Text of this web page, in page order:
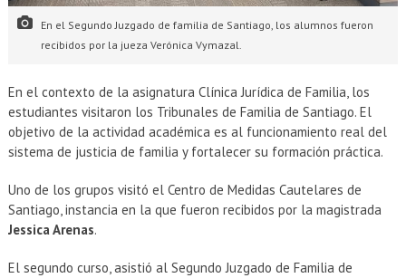
En el Segundo Juzgado de familia de Santiago, los alumnos fueron
recibidos por la jueza Verónica Vymazal.
En el contexto de la asignatura Clínica Jurídica de Familia, los
estudiantes visitaron los Tribunales de Familia de Santiago. El
objetivo de la actividad académica es al funcionamiento real del
sistema de justicia de familia y fortalecer su formación práctica.
Uno de los grupos visitó el Centro de Medidas Cautelares de
Santiago, instancia en la que fueron recibidos por la magistrada
Jessica Arenas.
El segundo curso, asistió al Segundo Juzgado de Familia de